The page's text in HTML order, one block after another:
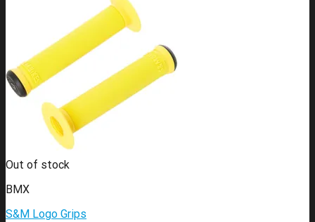
Out of stock
BMX
S&M Logo Grips